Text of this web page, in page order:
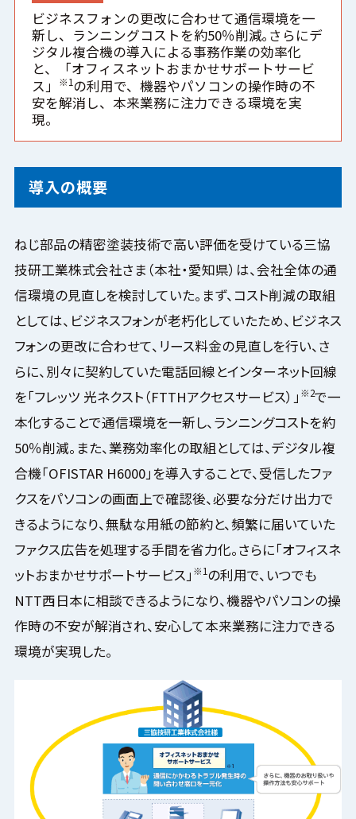
ビジネスフォンの更改に合わせて通信環境を一
新し、ランニングコストを約50％削減｡さらにデ
ジタル複合機の導入による事務作業の効率化
と、「オフィスネットおまかせサポートサービ
ス」
※1の利用で、機器やパソコンの操作時の不
安を解消し、本来業務に注力できる環境を実
現。
導入の概要
ねじ部品の精密塗装技術で高い評価を受けている三協
技研工業株式会社さま（本社・愛知県）は、会社全体の通
信環境の見直しを検討していた。まず、コスト削減の取組
としては、ビジネスフォンが老朽化していたため、ビジネス
フォンの更改に合わせて、リース料金の見直しを行い、さ
らに、別々に契約していた電話回線とインターネット回線
を「フレッツ 光ネクスト（FTTHアクセスサービス）」 ※2で一
本化することで通信環境を一新し、ランニングコストを約
50％削減。また、業務効率化の取組としては、デジタル複
合機「OFISTAR H6000」を導入することで、受信したファ
クスをパソコンの画面上で確認後、必要な分だけ出力で
きるようになり、無駄な用紙の節約と、頻繁に届いていた
ファクス広告を処理する手間を省力化。さらに「オフィスネ
ットおまかせサポートサービス」 ※1の利用で、いつでも
NTT西日本に相談できるようになり、機器やパソコンの操
作時の不安が解消され、安心して本来業務に注力できる
環境が実現した。